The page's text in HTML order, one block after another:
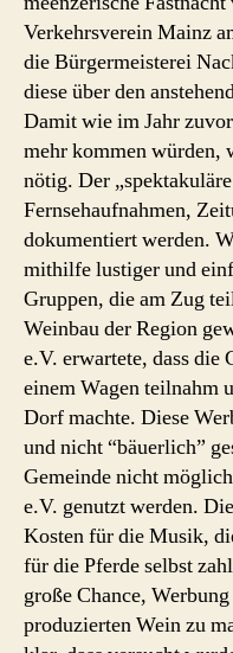
Verkehrsverein Mainz
die Bürgermeisterei
diese über den
Damit wie im Jahr
mehr kommen würden,
nötig. Der
Fernsehaufnahmen,
dokumentiert werden.
mithilfe lustiger und
Gruppen, die am Zug
Weinbau der Region
e.V. erwartete, dass die
einem Wagen teilnahm
Dorf machte. Diese
und nicht “bäuerlich”
Gemeinde nicht
e.V. genutzt werden.
Kosten für die Musik,
für die Pferde selbst
große Chance,
produzierten Wein zu